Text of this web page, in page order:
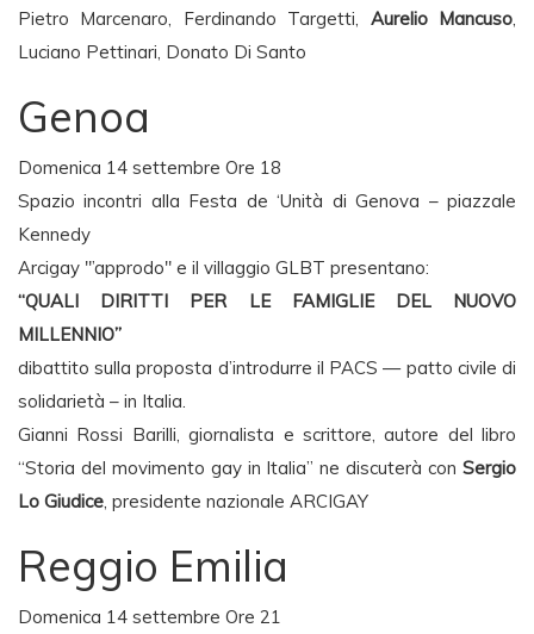
Pietro Marcenaro, Ferdinando Targetti, Aurelio Mancuso,
Luciano Pettinari, Donato Di Santo
Genoa
Domenica 14 settembre Ore 18
Spazio incontri alla Festa de ‘Unità di Genova – piazzale
Kennedy
Arcigay "’approdo" e il villaggio GLBT presentano:
“QUALI DIRITTI PER LE FAMIGLIE DEL NUOVO
MILLENNIO”
dibattito sulla proposta d’introdurre il PACS — patto civile di
solidarietà – in Italia.
Gianni Rossi Barilli, giornalista e scrittore, autore del libro
“Storia del movimento gay in Italia” ne discuterà con Sergio
Lo Giudice, presidente nazionale ARCIGAY
Reggio Emilia
Domenica 14 settembre Ore 21